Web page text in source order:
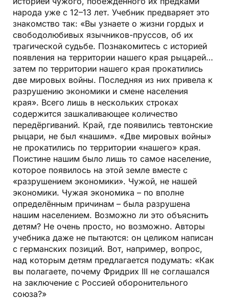
народа уже с 12–13 лет. Учебник предваряет это
знакомство так: «Вы узнаете о жизни гордых и
свободолюбивых язычников-пруссов, об их
трагической судьбе. Познакомитесь с историей
появления на территории нашего края рыцарей…
затем по территории нашего края прокатились
две мировых войны. Последняя из них привела к
разрушению экономики и смене населения
края». Всего лишь в нескольких строках
содержится зашкаливающее количество
передёргиваний. Край, где появились тевтонские
рыцари, не был «нашим». «Две мировых войны»
не прокатились по территории «нашего» края.
Поистине нашим было лишь то самое население,
которое появилось на этой земле вместе с
«разрушением экономики». Чужой, не нашей
экономики. Чужая экономика – по вполне
определённым причинам – была разрушена
нашим населением. Возможно ли это объяснить
детям? Не очень просто, но возможно. Авторы
учебника даже не пытаются: он целиком написан
с германских позиций. Вот, например, вопрос,
над которым детям предлагается подумать: «Как
вы полагаете, почему Фридрих III не соглашался
на заключение с Россией оборонительного
союза?»